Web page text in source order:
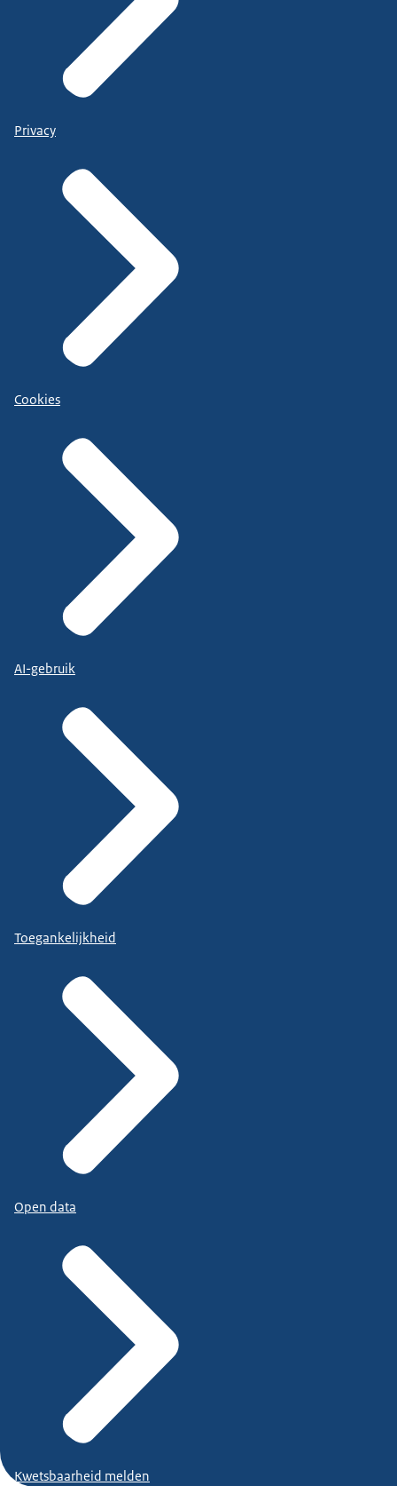
Privacy
Cookies
AI-gebruik
Toegankelijkheid
Open data
Kwetsbaarheid melden